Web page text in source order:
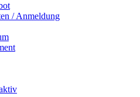
/ Anmeldung